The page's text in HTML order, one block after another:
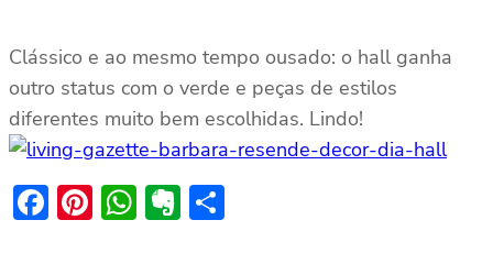
Clássico e ao mesmo tempo ousado: o hall ganha
outro status com o verde e peças de estilos
diferentes muito bem escolhidas. Lindo!
Facebook
Pinterest
WhatsApp
Evernote